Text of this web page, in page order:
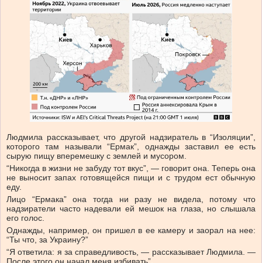
Людмила рассказывает, что другой надзиратель в “Изоляции”,
которого там называли “Ермак”, однажды заставил ее есть
сырую пищу вперемешку с землей и мусором.
“Никогда в жизни не забуду тот вкус”, — говорит она. Теперь она
не выносит запах готовящейся пищи и с трудом ест обычную
еду.
Лицо “Ермака” она тогда ни разу не видела, потому что
надзиратели часто надевали ей мешок на глаза, но слышала
его голос.
Однажды, например, он пришел в ее камеру и заорал на нее:
“Ты что, за Украину?”
“Я ответила: я за справедливость, — рассказывает Людмила. —
После этого он начал меня избивать”.